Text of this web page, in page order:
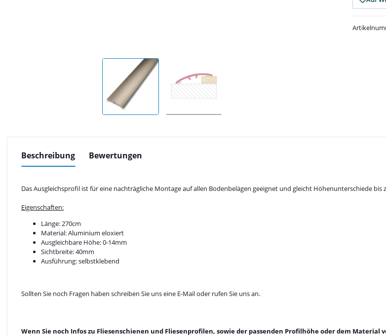
Beschreibung Bewertungen
Das Ausgleichsprofil ist für eine nachträgliche Montage auf allen Bodenbelägen geeignet und gleicht Höhenunterschiede bis
Eigenschaften:
Länge: 270cm
Material: Aluminium eloxiert
Ausgleichbare Höhe: 0-14mm
Sichtbreite: 40mm
Ausführung: selbstklebend
Sollten Sie noch Fragen haben schreiben Sie uns eine E-Mail oder rufen Sie uns an.
Wenn Sie noch Infos zu Fliesenschienen und Fliesenprofilen, sowie der passenden Profilhöhe oder dem